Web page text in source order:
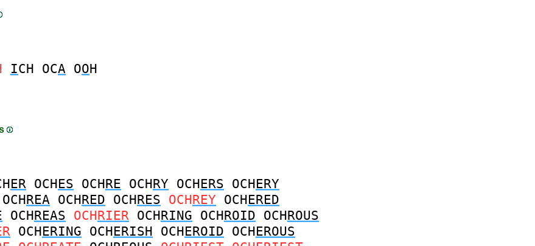
ICH OCA OOH
ER OCHES OCHRE OCHRY OCHERS OCHERY
OCHREA OCHRED OCHRES OCHREY OCHERED
OCHREAS OCHRIER OCHRING OCHROID OCHROUS
OCHERING OCHERISH OCHEROID OCHEROUS